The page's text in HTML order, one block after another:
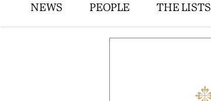
NEWS PEOPLE THE LISTS